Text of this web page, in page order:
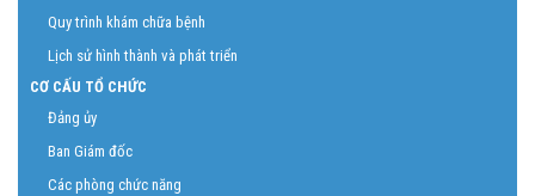
Quy trình khám chữa bệnh
Lịch sử hình thành và phát triển
CƠ CẤU TỔ CHỨC
Đảng ủy
Ban Giám đốc
Các phòng chức năng